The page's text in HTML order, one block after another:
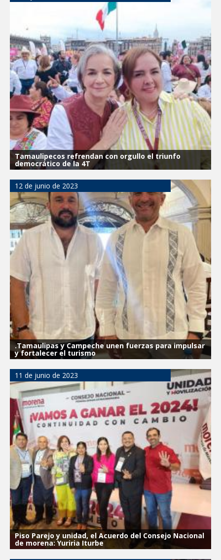
Tamaulipecos refrendan con orgullo el triunfo
democrático de la 4T
12 de junio de 2023
.Tamaulipas y Campeche unen fuerzas para impulsar
y fortalecer el turismo
11 de junio de 2023
Piso Parejo y unidad, el Acuerdo del Consejo Nacional
de morena: Yuriria Iturbe